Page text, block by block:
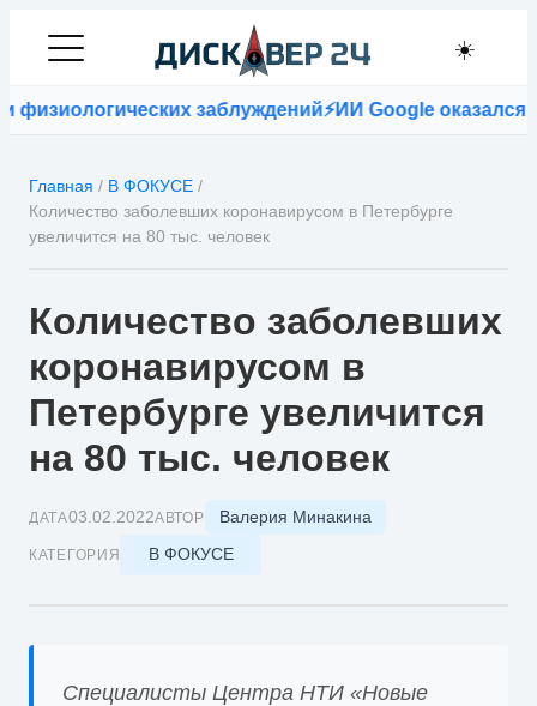
☀️
заблуждений⚡ИИ Google оказался
Главная / В ФОКУСЕ /
Количество заболевших коронавирусом в Петербурге
увеличится на 80 тыс. человек
Количество заболевших
коронавирусом в
Петербурге увеличится
на 80 тыс. человек
ДАТА03.02.2022АВТОР Валерия Минакина
КАТЕГОРИЯ В ФОКУСЕ
Специалисты Центра НТИ «Новые